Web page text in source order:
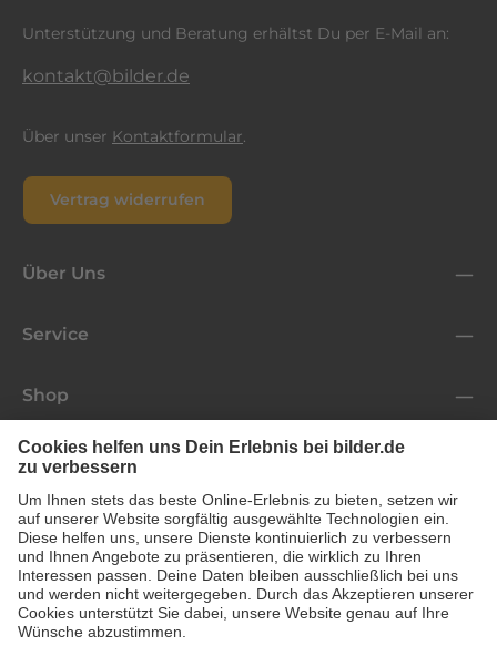
Unterstützung und Beratung erhältst Du per E-Mail an:
kontakt@bilder.de
Über unser Kontaktformular.
Vertrag widerrufen
Über Uns
Service
Shop
Folge uns